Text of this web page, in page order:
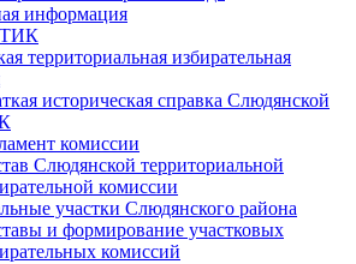
информация
ТИК
территориальная избирательная
историческая справка Слюдянской
комиссии
Слюдянской территориальной
комиссии
участки Слюдянского района
и формирование участковых
комиссий